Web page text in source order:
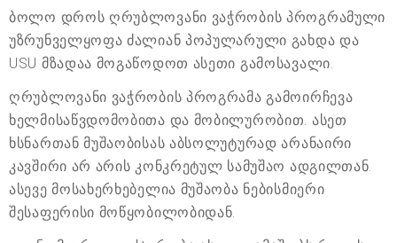
ბოლო დროს ღრუბლოვანი ვაჭრობის პროგრამული
უზრუნველყოფა ძალიან პოპულარული გახდა და
USU მზადაა მოგაწოდოთ ასეთი გამოსავალი.
ღრუბლოვანი ვაჭრობის პროგრამა გამოირჩევა
ხელმისაწვდომობითა და მობილურობით. ასეთ
ხსნართან მუშაობისას აბსოლუტურად არანაირი
კავშირი არ არის კონკრეტულ სამუშაო ადგილთან.
ასევე მოსახერხებელია მუშაობა ნებისმიერი
შესაფერისი მოწყობილობიდან.